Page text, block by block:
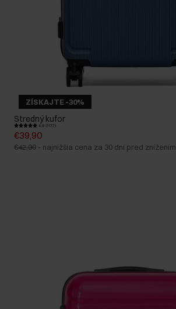
ZÍSKAJTE -30%
Stredný kufor
4.9 (1177)
€39,90
€42,90 - najnižšia cena za 30 dní pred znížením